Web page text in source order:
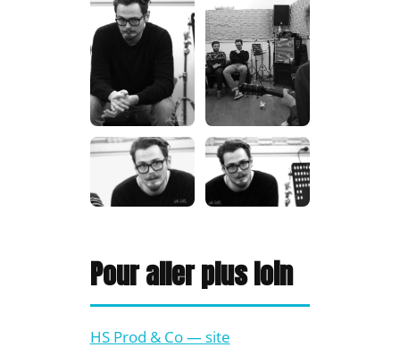
Pour aller plus loin
HS Prod & Co — site